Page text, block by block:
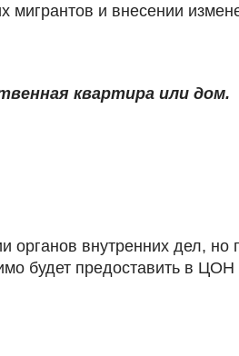
мигрантов и внесении
квартира или дом.
органов внутренних дел,
будет предоставить в